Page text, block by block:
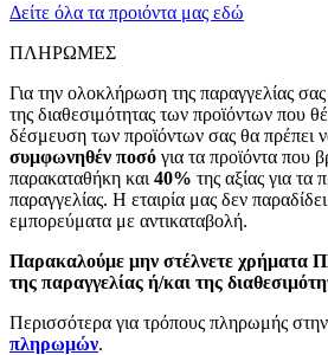
Δείτε όλα τα προιόντα μας εδώ
ΠΛΗΡΩΜΕΣ
Για την ολοκλήρωση της παραγγελίας σας
της διαθεσιμότητας των προϊόντων που
δέσμευση των προϊόντων σας θα πρέπει
συμφωνηθέν ποσό για τα προϊόντα που
παρακαταθήκη και 40% της αξίας για τα
παραγγελίας. Η εταιρία μας δεν
εμπορεύματα με αντικαταβολή.
Παρακαλούμε μην στέλνετε χρήματα
της παραγγελίας ή/και της
Περισσότερα για τρόπους πληρωμής στην
πληρωμών.